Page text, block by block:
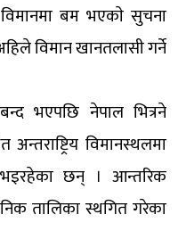
बम भएकाे सुचना
विमान खानतलासी गर्ने
भएपछि नेपाल भित्रने
विमानस्थलमा
छन् । आन्तरिक
तालिका स्थगित गरेका